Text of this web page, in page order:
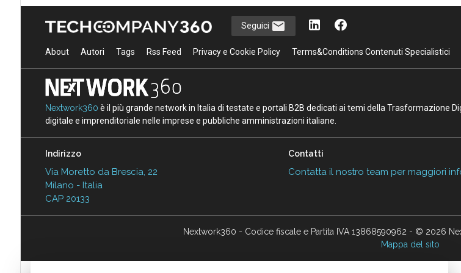
Seguici
About Autori Tags Rss Feed Privacy e Cookie Policy Terms&Conditions Contenuti Specialistici
Nextwork360 è il più grande network in Italia di testate e portali B2B dedicati ai temi della Trasformazione
digitale e imprenditoriale nelle imprese e pubbliche amministrazioni italiane.
Indirizzo
Via Moretto da Brescia, 22
Milano - Italia
CAP 20133
Contatti
Contatta il nostro team per maggiori
Nextwork360 - Codice fiscale e Partita IVA 13868590962 - © 2026
Mappa del sito